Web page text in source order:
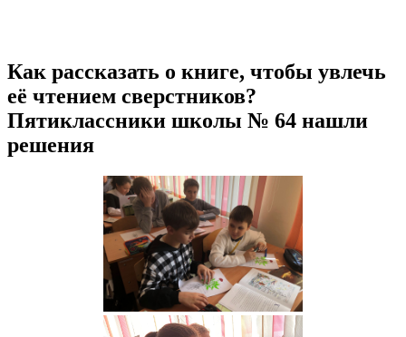
Как рассказать о книге, чтобы увлечь
её чтением сверстников?
Пятиклассники школы № 64 нашли
решения